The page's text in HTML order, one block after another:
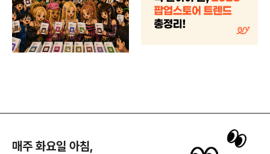
매주 화요일 아침,